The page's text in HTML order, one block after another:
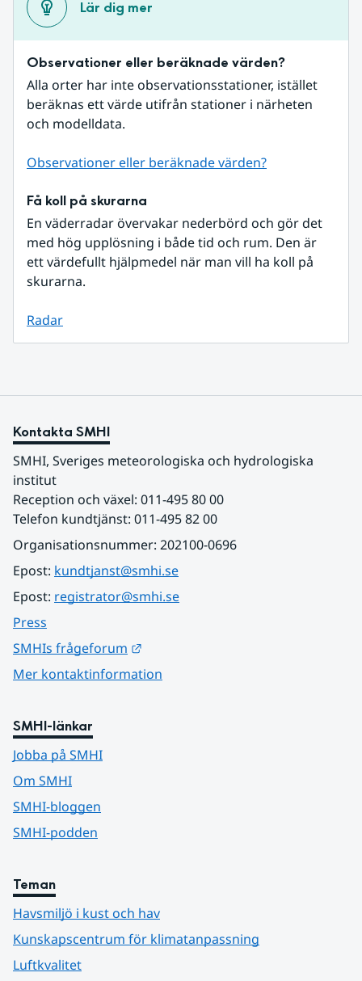
Lär dig mer
Observationer eller beräknade värden?
Alla orter har inte observationsstationer, istället
beräknas ett värde utifrån stationer i närheten
och modelldata.
Observationer eller beräknade värden?
Få koll på skurarna
En väderradar övervakar nederbörd och gör det
med hög upplösning i både tid och rum. Den är
ett värdefullt hjälpmedel när man vill ha koll på
skurarna.
Radar
Kontakta SMHI
SMHI, Sveriges meteorologiska och hydrologiska
institut
Reception och växel: 011-495 80 00
Telefon kundtjänst: 011-495 82 00
Organisationsnummer: 202100-0696
Epost: kundtjanst@smhi.se
Epost: registrator@smhi.se
Press
SMHIs frågeforum
Mer kontaktinformation
SMHI-länkar
Jobba på SMHI
Om SMHI
SMHI-bloggen
SMHI-podden
Teman
Havsmiljö i kust och hav
Kunskapscentrum för klimatanpassning
Luftkvalitet